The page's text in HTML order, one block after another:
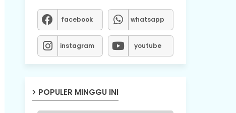
facebook whatsapp
instagram youtube
POPULER MINGGU INI